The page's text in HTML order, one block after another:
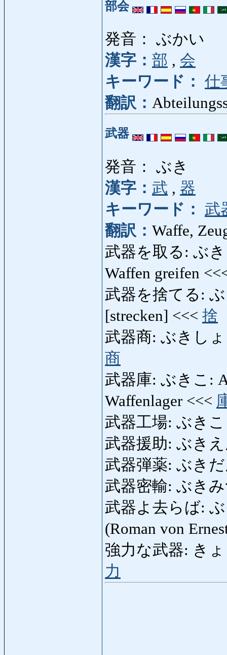
部会
発音： ぶかい
漢字： 部 , 会
キーワード： 仕
翻訳：
武器
発音： ぶき
漢字： 武 , 器
キーワード： 武
翻訳： Waffe,
武器を取る: ぶき
Waffen greifen
武器を捨てる: ぶ
[strecken] <<< 捨
武器商: ぶきしょ
商
武器庫: ぶきこ:
Waffenlager <<<
武器工場: ぶき
武器援助: ぶき
武器弾薬: ぶき
武器密輸: ぶき
武器よ去らば: ぶ
(Roman von
強力な武器: き
力